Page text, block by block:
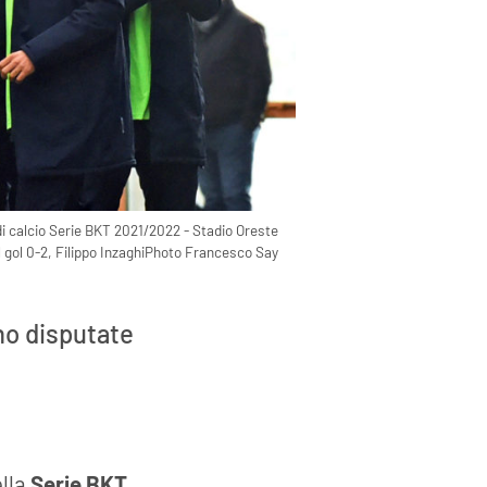
calcio Serie BKT 2021/2022 - Stadio Oreste
0-2, Filippo InzaghiPhoto Francesco Say
disputate